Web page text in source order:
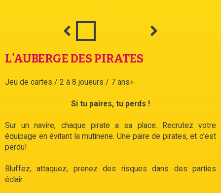
L'AUBERGE DES PIRATES
Jeu de cartes / 2 à 8 joueurs / 7 ans+
Si tu paires, tu perds !
Sur un navire, chaque pirate a sa place. Recrutez votre
équipage en évitant la mutinerie. Une paire de pirates, et c’est
perdu!
Bluffez, attaquez, prenez des risques dans des parties
éclair.